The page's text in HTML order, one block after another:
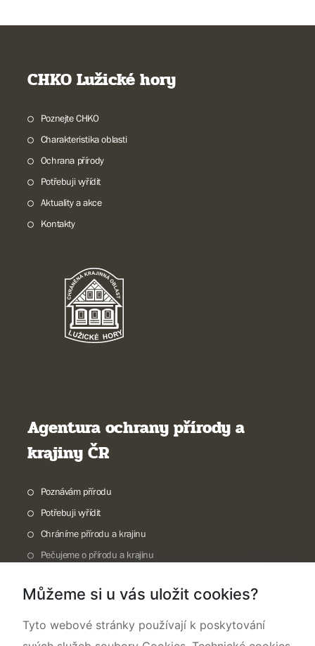
CHKO Lužické hory
Poznejte CHKO
Charakteristika oblasti
Ochrana přírody
Potřebuji vyřídit
Aktuality a akce
Kontakty
Agentura ochrany přírody a
krajiny ČR
Poznávám přírodu
Potřebuji vyřídit
Chráníme přírodu a krajinu
Pečujeme o přírodu a krajinu
O nás
Můžeme si u vás uložit cookies?
Tyto webové stránky používají k poskytování